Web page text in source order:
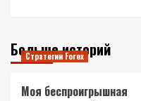
Больше историй
Стратегии Forex
Моя беспроигрышная